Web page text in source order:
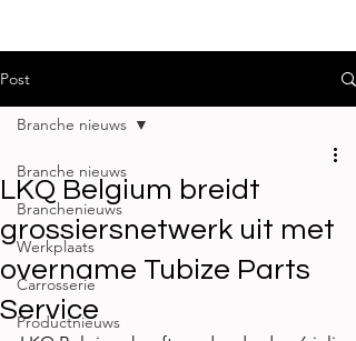
Post
Branche nieuws
Branchenieuws
Werkplaats
Carrosserie
Productnieuws
Branche nieuws
LKQ Belgium breidt
grossiersnetwerk uit met
overname Tubize Parts
Service